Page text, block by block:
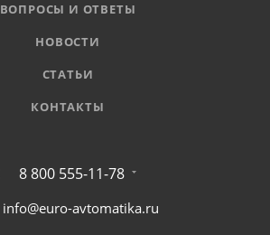
ВОПРОСЫ И ОТВЕТЫ
НОВОСТИ
СТАТЬИ
КОНТАКТЫ
8 800 555-11-78
info@euro-avtomatika.ru